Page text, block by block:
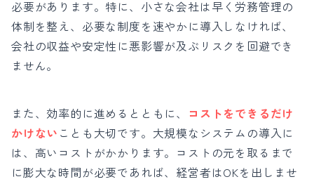
必要があります。特に、小さな会社は早く労務管理の
体制を整え、必要な制度を速やかに導入しなければ、
会社の収益や安定性に悪影響が及ぶリスクを回避でき
ません。
また、効率的に進めるとともに、
コストをできるだけ
かけない ことも大切です。大規模なシステムの導入に
は、高いコストがかかります。コストの元を取るまで
に膨大な時間が必要であれば、経営者はOKを出しませ